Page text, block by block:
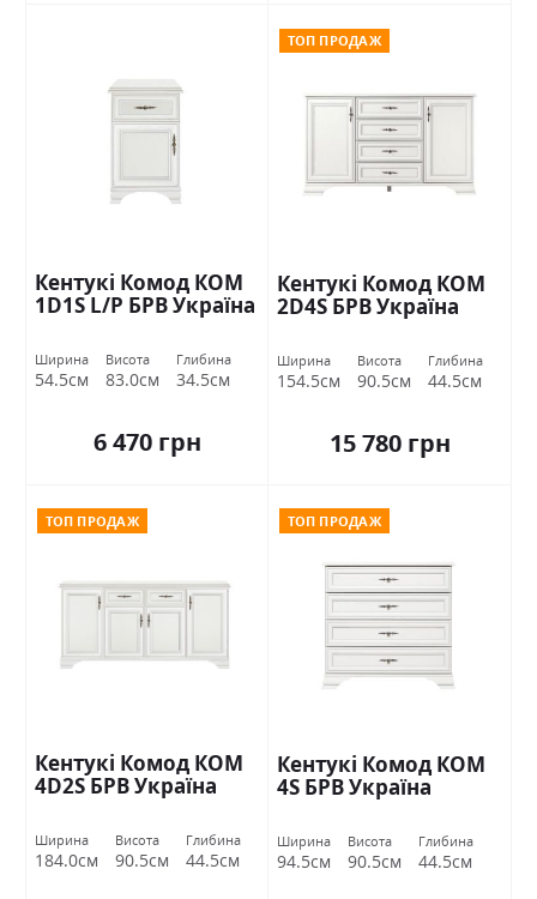
Кентукі Комод КОМ
1D1S L/P БРВ Україна
Ширина
54.5см
Висота
83.0см
Глибина
34.5см
6 470 грн
ТОП ПРОДАЖ
Кентукі Комод КОМ
2D4S БРВ Україна
Ширина
154.5см
Висота
90.5см
Глибина
44.5см
15 780 грн
ТОП ПРОДАЖ
Кентукі Комод КОМ
4D2S БРВ Україна
Ширина
184.0см
Висота
90.5см
Глибина
44.5см
ТОП ПРОДАЖ
Кентукі Комод КОМ
4S БРВ Україна
Ширина
94.5см
Висота
90.5см
Глибина
44.5см